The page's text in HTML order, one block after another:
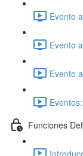
Evento
Evento
Evento
Funciones